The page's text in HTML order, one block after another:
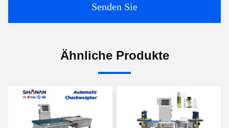
Senden Sie
Ähnliche Produkte